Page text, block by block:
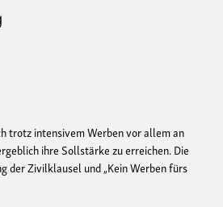
trotz intensivem Werben vor allem an
ihre Sollstärke zu erreichen. Die
der Zivilklausel und „Kein Werben fürs